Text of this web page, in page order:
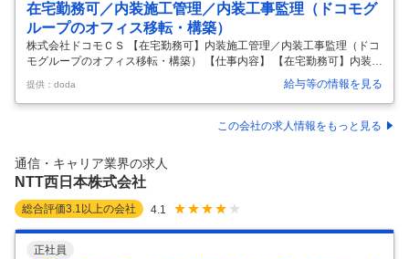
在宅勤務可／内装施工管理／内装工事監理（ドコモグ
ループのオフィス移転・構築）
株式会社ドコモＣＳ 【在宅勤務可】内装施工管理／内装工事監理（ドコ
モグループのオフィス移転・構築） 【仕事内容】 【在宅勤務可】内装施
工管理／内装工事監理（ドコモグループのオフィス移転・構築） 【具体
的な仕事内容】 ◆新規事業立ち上げ×ドコモグループ基盤で裁量大 ドコ
モグループ各社のオフィス移転、拠点構築、レイアウト変更、テナント
入退去工事の拡大に伴い、内装工事の企画・提案からデザイン設計、ア
こんな方におすすめ ◎新規事業や立ち上げフェーズに面白さを感じる方
◎大手グループの安定基盤とベンチャー的な裁量を両立したい方 ◎将来
的に…
提供：doda 給与等の情報を見る
この会社の求人情報をもっと見る
通信・キャリア業界の求人
NTT西日本株式会社
総合評価3.1 以上の会社 4.1
正社員